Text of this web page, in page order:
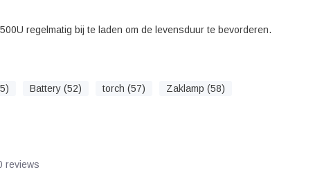
regelmatig bij te laden om de levensduur te bevorderen.
Battery (52) torch (57) Zaklamp (58)
reviews